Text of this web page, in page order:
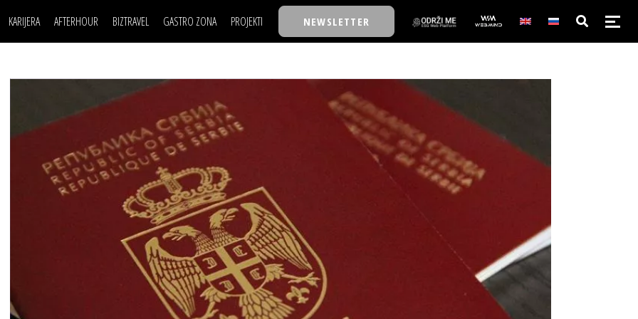
KARIJERA
MOJ UGAO
KNOW-HOW
AFTERHOUR
AUTO SVET
WELLBEING
BIZTRAVEL GASTRO ZONA PROJEKTI
BIZKOLEGIJUM
BMW BIZNIS LIGA
BIZLIFE WEEK
IZJAVA GODINE
NEWSLETTER
POSAO
MOJ UGAO
KNOW-HOW
FILM I SCENA
AUTO SVET
NAJKOLEGA
30 ISPOD 30
BACK TO OFFICE/SCHOOL
BIZLIFE WEEK
IZJAVA GODINE